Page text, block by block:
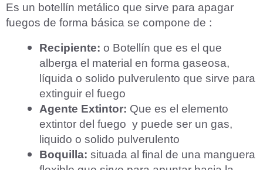
Es un botellín metálico que sirve para apagar
fuegos de forma básica se compone de :
Recipiente: o Botellín que es el que
alberga el material en forma gaseosa,
líquida o solido pulverulento que sirve para
extinguir el fuego
Agente Extintor: Que es el elemento
extintor del fuego y puede ser un gas,
liquido o solido pulverulento
Boquilla: situada al final de una manguera